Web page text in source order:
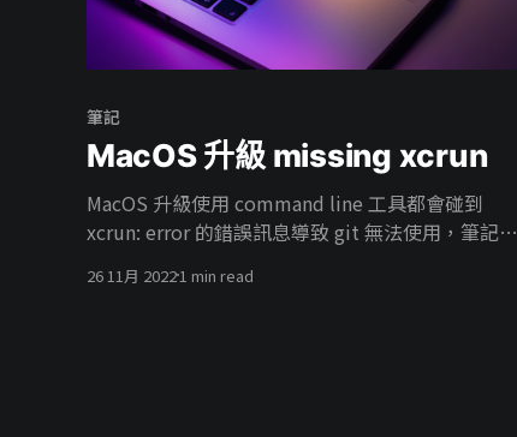
筆記
MacOS 升級 missing xcrun
MacOS 升級使用 command line 工具都會碰到
xcrun: error 的錯誤訊息導致 git 無法使用，筆記如
決方法。
26 11月 20221 min read